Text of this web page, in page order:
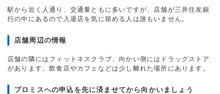
駅から近く人通り、交通量ともに多いですが、店舗が三井住友銀
行の中にあるので入退店を気に留める人は誰もいません。
店舗周辺の情報
店舗の隣にはフィットネスクラブ、向かい側にはドラッグストア
があります。飲食店やカフェなどは少し離れた場所にあります。
プロミスへの申込を先に済ませてから向かいましょう